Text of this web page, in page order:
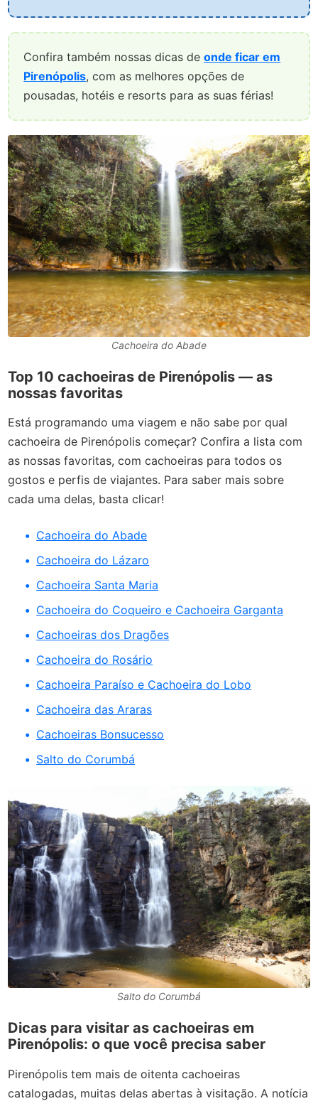
Confira também nossas dicas deonde ficar em
Pirenópolis, com as melhores opções de
pousadas, hotéis e resorts para as suas férias!
Cachoeira do Abade
Top 10 cachoeiras de Pirenópolis— as
nossas favoritas
Está programando uma viagem e não sabe por qual
cachoeira de Pirenópolis começar? Confira a lista com
as nossas favoritas, com cachoeiras para todos os
gostos e perfis de viajantes. Para saber mais sobre
cada uma delas, basta clicar!
Cachoeira do Abade
Cachoeira do Lázaro
Cachoeira Santa Maria
Cachoeira do Coqueiro e Cachoeira Garganta
Cachoeiras dos Dragões
Cachoeira do Rosário
Cachoeira Paraíso e Cachoeira do Lobo
Cachoeira das Araras
Cachoeiras Bonsucesso
Salto do Corumbá
Salto do Corumbá
Dicas para visitar as cachoeiras em
Pirenópolis: o que você precisa saber
Pirenópolis tem mais de oitenta cachoeiras
catalogadas, muitas delas abertas à visitação. A notícia